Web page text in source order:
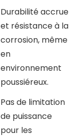
Durabilité accrue
et résistance à la
corrosion, même
en
environnement
poussiéreux.
Pas de limitation
de puissance
pour les